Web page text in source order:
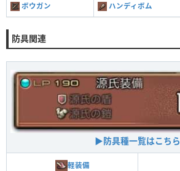
ボウガン ハンディボム
防具関連
▶防具種一覧はこちら
軽装備